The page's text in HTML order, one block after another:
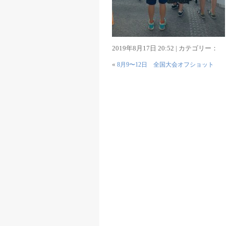
2019年8月17日 20:52 | カテゴリー：
« 8月9〜12日 全国大会オフショット